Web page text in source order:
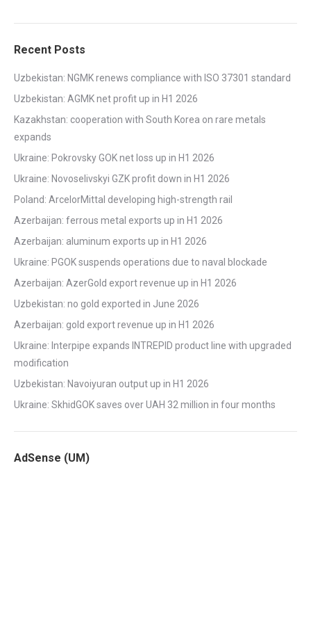
Recent Posts
Uzbekistan: NGMK renews compliance with ISO 37301 standard
Uzbekistan: AGMK net profit up in H1 2026
Kazakhstan: cooperation with South Korea on rare metals
expands
Ukraine: Pokrovsky GOK net loss up in H1 2026
Ukraine: Novoselivskyi GZK profit down in H1 2026
Poland: ArcelorMittal developing high-strength rail
Azerbaijan: ferrous metal exports up in H1 2026
Azerbaijan: aluminum exports up in H1 2026
Ukraine: PGOK suspends operations due to naval blockade
Azerbaijan: AzerGold export revenue up in H1 2026
Uzbekistan: no gold exported in June 2026
Azerbaijan: gold export revenue up in H1 2026
Ukraine: Interpipe expands INTREPID product line with upgraded
modification
Uzbekistan: Navoiyuran output up in H1 2026
Ukraine: SkhidGOK saves over UAH 32 million in four months
AdSense (UM)